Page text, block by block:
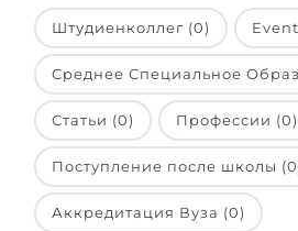
Штудиенколлег (0)
Среднее Специальное
Статьи (0) Профессии (0)
Поступление после школы
Аккредитация Вуза (0)